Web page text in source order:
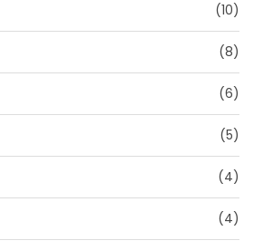
(10)
(8)
(6)
(5)
(4)
(4)